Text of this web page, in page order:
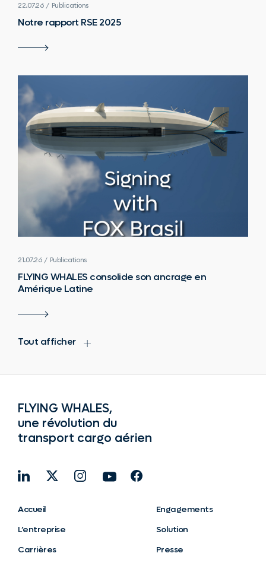
22.07.26 / Publications
Notre rapport RSE 2025
21.07.26 / Publications
FLYING WHALES consolide son ancrage en
Amérique Latine
Tout afficher
FLYING WHALES,
une révolution du
transport cargo aérien
Accueil
Engagements
L’entreprise
Solution
Carrières
Presse